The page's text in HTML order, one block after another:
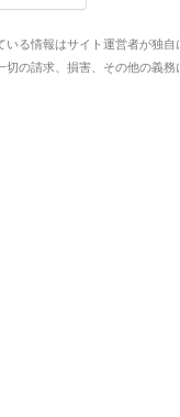
いる情報はサイト運営者が独
切の請求、損害、その他の義